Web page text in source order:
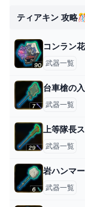
ティアキン 攻略
コンラン
武器一覧
台車槍の
武器一覧
上等隊長
武器一覧
岩ハンマ
武器一覧